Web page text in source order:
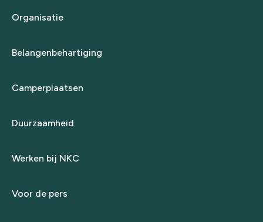
Organisatie
Belangenbehartiging
Camperplaatsen
Duurzaamheid
Werken bij NKC
Voor de pers